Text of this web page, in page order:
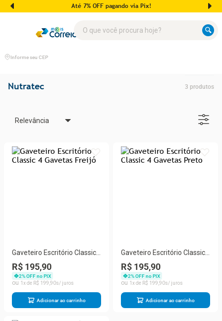
Até 7% OFF pagando via Pix!
Informe seu CEP
Nutratec 3 produtos
Relevância
Gaveteiro Escritório Classic
4 Gavetas Freijó
R$ 195,90
2% OFF no PIX
1
R$ 199 90
Adicionar ao carrinho
Gaveteiro Escritório Classic
4 Gavetas Preto
R$ 195,90
2% OFF no PIX
1
R$ 199 90
Adicionar ao carrinho